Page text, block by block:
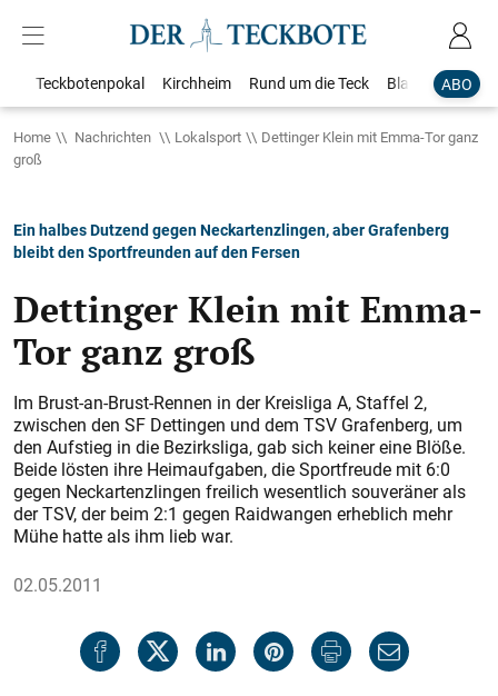
ABO
Teckbotenpokal Kirchheim Rund um die Teck Blaulicht
Home Nachrichten Lokalsport
Dettinger Klein mit Emma-Tor ganz
groß
Ein halbes Dutzend gegen Neckartenzlingen, aber Grafenberg
bleibt den Sportfreunden auf den Fersen
Dettinger Klein mit Emma-
Tor ganz groß
Im Brust-an-Brust-Rennen in der Kreisliga A, Staffel 2,
zwischen den SF Dettingen und dem TSV Grafenberg, um
den Aufstieg in die Bezirksliga, gab sich keiner eine Blöße.
Beide lösten ihre Heimaufgaben, die Sportfreude mit 6:0
gegen Neckartenzlingen freilich wesentlich souveräner als
der TSV, der beim 2:1 gegen Raidwangen erheblich mehr
Mühe hatte als ihm lieb war.
02.05.2011